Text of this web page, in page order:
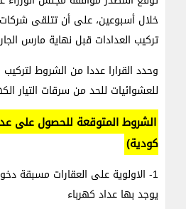
خلال أسبوعين، على أن تتلقى شركات
تركيب العدادات قبل نهاية مارس
وحدد القرارا عددا من الشروط لتركيب
للعشوائيات للحد من سرقات التيار
الشروط المتوقعة للحصول على
كودية)
1- الاولوية على العقارات مسبقة
يوجد بها عداد كهرباء